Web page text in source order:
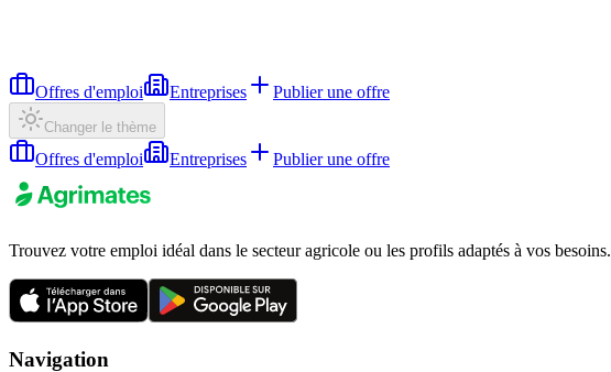
Offres d'emploi Entreprises Publier une offre
Changer le thème
Offres d'emploi Entreprises Publier une offre
Trouvez votre emploi idéal dans le secteur agricole ou les profils adaptés à vos besoins.
Navigation